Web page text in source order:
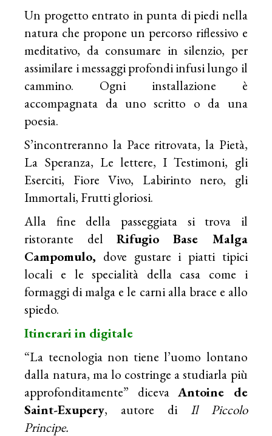
Un progetto entrato in punta di piedi nella
natura che propone un percorso riflessivo e
meditativo, da consumare in silenzio, per
assimilare i messaggi profondi infusi lungo il
cammino. Ogni installazione è
accompagnata da uno scritto o da una
poesia.
S’incontreranno la Pace ritrovata, la Pietà,
La Speranza, Le lettere, I Testimoni, gli
Eserciti, Fiore Vivo, Labirinto nero, gli
Immortali, Frutti gloriosi.
Alla fine della passeggiata si trova il
ristorante del Rifugio Base Malga
Campomulo, dove gustare i piatti tipici
locali e le specialità della casa come i
formaggi di malga e le carni alla brace e allo
spiedo.
Itinerari in digitale
“La tecnologia non tiene l’uomo lontano
dalla natura, ma lo costringe a studiarla più
approfonditamente” dicevaAntoine de
Saint-Exupery, autore di Il Piccolo
Principe.